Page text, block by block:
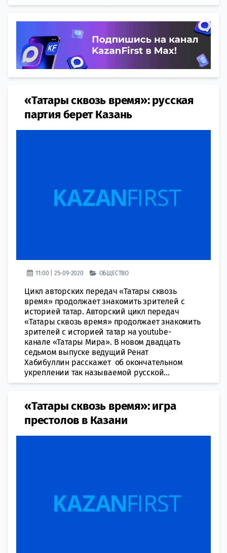
«Татары сквозь время»: русская
партия берет Казань
11:00 | 25-09-2020 ОБЩЕСТВО
Цикл авторских передач «Татары сквозь
время» продолжает знакомить зрителей с
историей татар. Авторский цикл передач
«Татары сквозь время» продолжает знакомить
зрителей с историей татар на youtube-
канале «Татары Мира». В новом двадцать
седьмом выпуске ведущий Ренат
Хабибуллин расскажет об окончательном
укреплении так называемой русской...
«Татары сквозь время»: игра
престолов в Казани